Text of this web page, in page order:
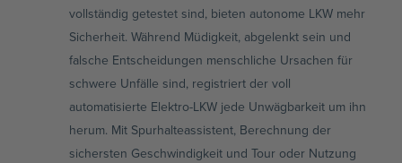
vollständig getestet sind, bieten autonome LKW mehr
Sicherheit. Während Müdigkeit, abgelenkt sein und
falsche Entscheidungen menschliche Ursachen für
schwere Unfälle sind, registriert der voll
automatisierte Elektro-LKW jede Unwägbarkeit um ihn
herum. Mit Spurhalteassistent, Berechnung der
sichersten Geschwindigkeit und Tour oder Nutzung